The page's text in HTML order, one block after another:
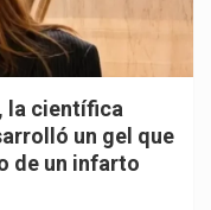
la científica
un gel que
de un infarto